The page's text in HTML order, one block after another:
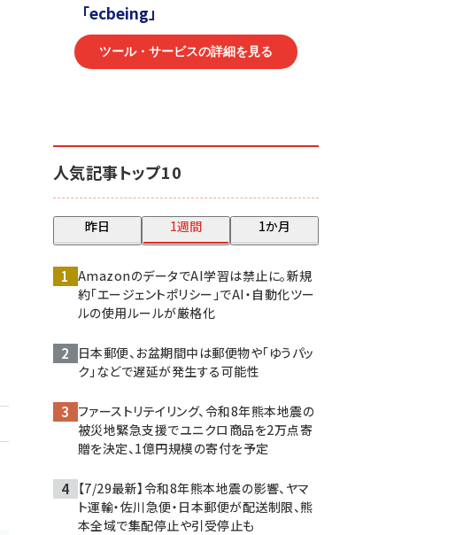
人気記事トップ10
昨日 1週間 1か月
AmazonのデータでAI学習は禁止に。新規
約「エージェントポリシー」でAI・自動化ツー
ルの使用ルールが厳格化
日本郵便、お盆期間中は郵便物や「ゆうパッ
ク」などで遅延が発生する可能性
ファーストリテイリング、令和8年熊本地震の
被災地緊急支援でユニクロ商品を2万点寄
贈を決定、1億円規模の寄付を予定
【7/29最新】令和8年熊本地震の影響、ヤマ
ト運輸・佐川急便・日本郵便が配送制限、熊
本全域で集配停止や引受停止も